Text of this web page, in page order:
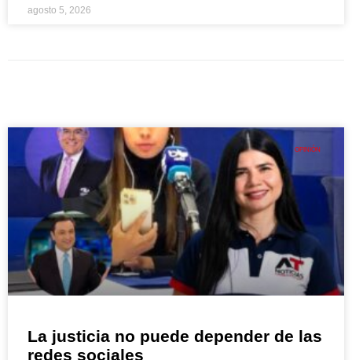
agosto 5, 2026
OPINIÓN
La justicia no puede depender de las
redes sociales